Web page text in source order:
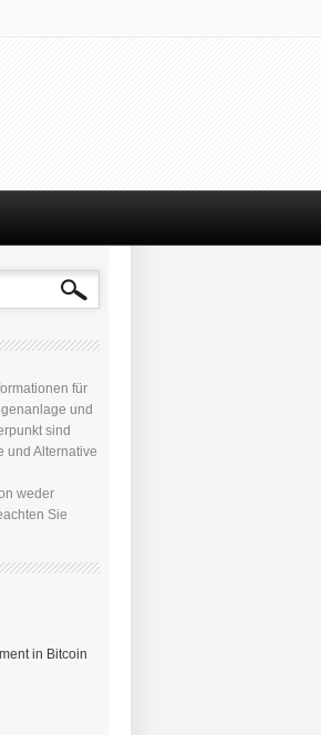
für
und
sind
und Alternative
weder
Sie
in Bitcoin